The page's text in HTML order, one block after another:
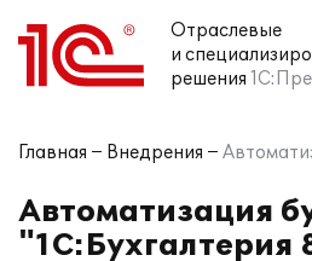
Отраслевые
и
решения
Главная Внедрения
Автоматизация
"1С:Бухгалтерия